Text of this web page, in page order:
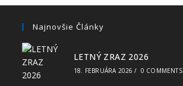
Najnovšie Články
LETNÝ ZRAZ 2026
18. FEBRUÁRA 2026 / 0 COMMENTS